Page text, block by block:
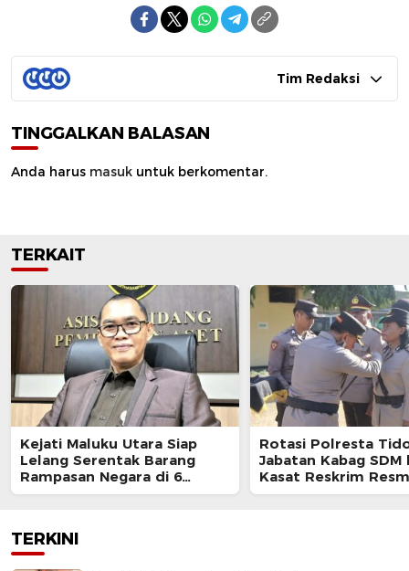
Tim Redaksi
TINGGALKAN BALASAN
Anda harus masuk untuk berkomentar.
TERKAIT
Kejati Maluku Utara Siap
Lelang Serentak Barang
Rampasan Negara di 6
Kabupaten
Rotasi Polresta
Jabatan Kabag SDM
Kasat Reskrim
Berganti
TERKINI